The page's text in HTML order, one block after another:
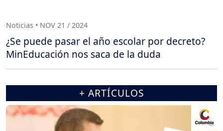
Noticias • NOV 21 / 2024
¿Se puede pasar el año escolar por decreto?
MinEducación nos saca de la duda
+ ARTÍCULOS